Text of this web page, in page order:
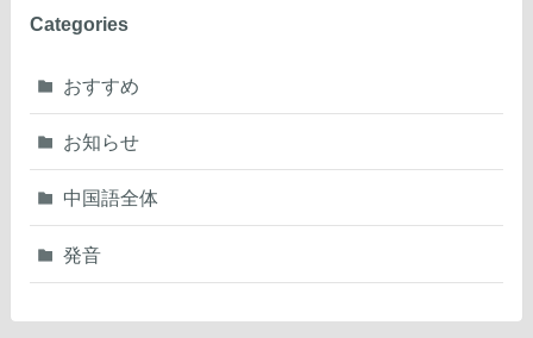
Categories
おすすめ
お知らせ
中国語全体
発音